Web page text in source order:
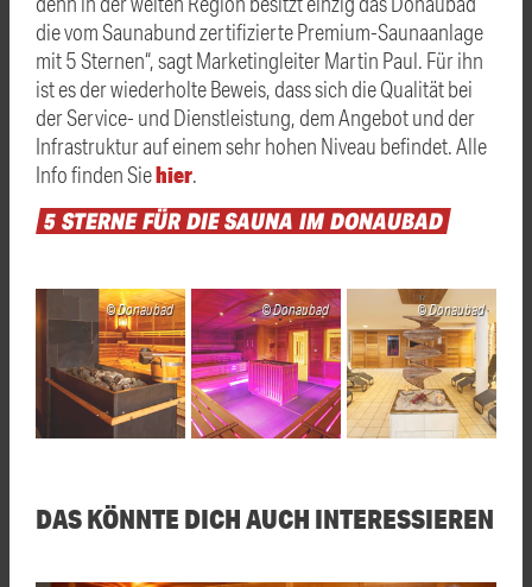
die vom Saunabund zertifizierte Premium-Saunaanlage
mit 5 Sternen“, sagt Marketingleiter Martin Paul. Für ihn
ist es der wiederholte Beweis, dass sich die Qualität bei
der Service- und Dienstleistung, dem Angebot und der
Infrastruktur auf einem sehr hohen Niveau befindet. Alle
Info finden Siehier.
5 STERNEFÜRDIESAUNA IM DONAUBAD
Donaubad Donaubad Donaubad
DAS KÖNNTE DICH AUCH INTERESSIEREN